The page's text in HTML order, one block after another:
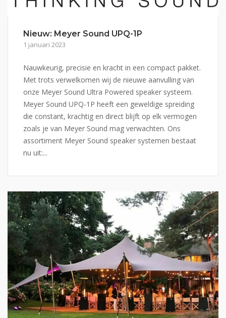
Nieuw: Meyer Sound UPQ-1P
1 januari 2023
Nauwkeurig, precisie en kracht in een compact pakket.
Met trots verwelkomen wij de nieuwe aanvulling van
onze Meyer Sound Ultra Powered speaker systeem.
Meyer Sound UPQ-1P heeft een geweldige spreiding
die constant, krachtig en direct blijft op elk vermogen
zoals je van Meyer Sound mag verwachten. Ons
assortiment Meyer Sound speaker systemen bestaat
nu uit:...